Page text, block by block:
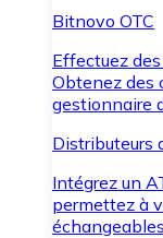
Bitnovo OTC
Effectuez
Obtenez des
gestionnaire
Distributeurs
Intégrez un
permettez à